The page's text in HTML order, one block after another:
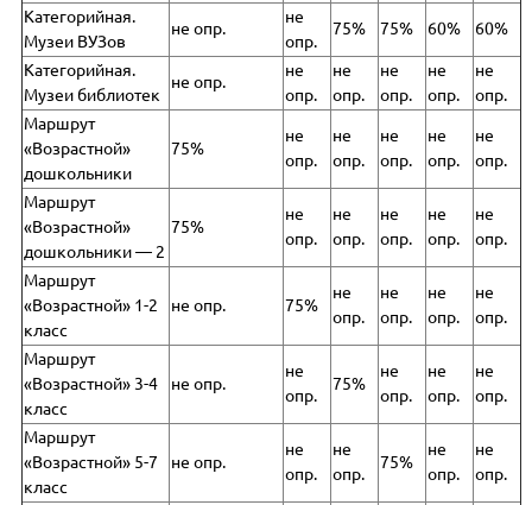
Категорийная.
Музеи ВУЗов
не опр.
не
опр.
75% 75% 60% 60%
Категорийная.
Музеи библиотек
не опр.
не
опр.
не
опр.
не
опр.
не
опр.
не
опр.
Маршрут
«Возрастной»
дошкольники
75%
не
опр.
не
опр.
не
опр.
не
опр.
не
опр.
Маршрут
«Возрастной»
дошкольники — 2
75%
не
опр.
не
опр.
не
опр.
не
опр.
не
опр.
Маршрут
«Возрастной» 1-2
класс
не опр. 75%
не
опр.
не
опр.
не
опр.
не
опр.
Маршрут
«Возрастной» 3-4
класс
не опр.
не
опр.
75%
не
опр.
не
опр.
не
опр.
Маршрут
«Возрастной» 5-7
класс
не опр.
не
опр.
не
опр.
75%
не
опр.
не
опр.